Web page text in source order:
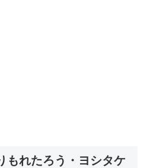
もれたろう・ヨシタケ